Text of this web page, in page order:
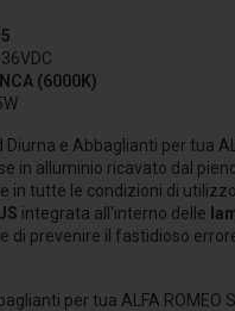
(6000K)
Diurna e Abbaglianti per tua
in alluminio ricavato dal
in tutte le condizioni di utilizzo.
integrata all'interno delle
di prevenire il fastidioso
per tua ALFA ROMEO